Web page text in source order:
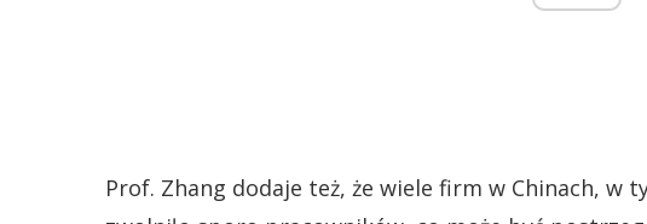
Prof. Zhang dodaje też, że wiele firm w Chinach, w